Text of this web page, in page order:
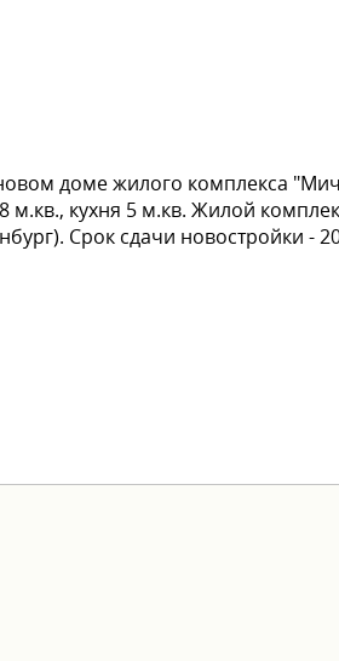
доме жилого комплекса
кухня 5 м.кв. Жилой
Срок сдачи новостройки -